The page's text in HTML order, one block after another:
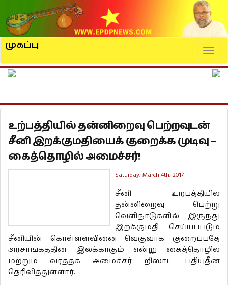
முகப்பு
உற்பத்தியில் தன்னிறைவு பெற்றவுடன்
சீனி இறக்குமதியைக் குறைக்க முடிவு –
கைத்தொழில் அமைச்சர்!
Saturday, March 4th, 2017
சீனி உற்பத்தியில்
தன்னிறைவு பெற்று
வெளிநாடுகளில் இருந்து
இறக்குமதி செய்யப்படும்
சீனியின் கொள்ளளவினை வெகுவாக குறைப்பதே
அரசாங்கத்தின் இலக்காகும் என்று கைத்தொழில்
மற்றும் வர்த்தக அமைச்சர் றிஸாட் பதியுதீன்
தெரிவித்துள்ளார்.